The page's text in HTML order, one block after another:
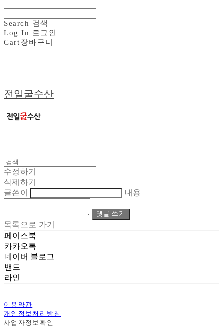
Search 검색
Log In 로그인
Cart 장바구니
전일굴수산
수정하기
삭제하기
글쓴이
내용
댓글 쓰기
목록으로 가기
페이스북
카카오톡
네이버 블로그
밴드
라인
이용약관
개인정보처리방침
사업자정보확인